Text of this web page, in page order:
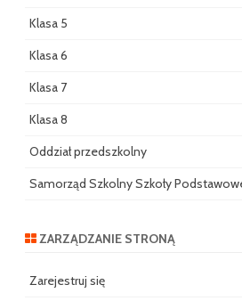
Klasa 5
Klasa 6
Klasa 7
Klasa 8
Oddział przedszkolny
Samorząd Szkolny Szkoły
ZARZĄDZANIE STRONĄ
Zarejestruj się